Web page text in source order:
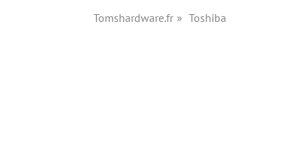
Tomshardware.fr Toshiba